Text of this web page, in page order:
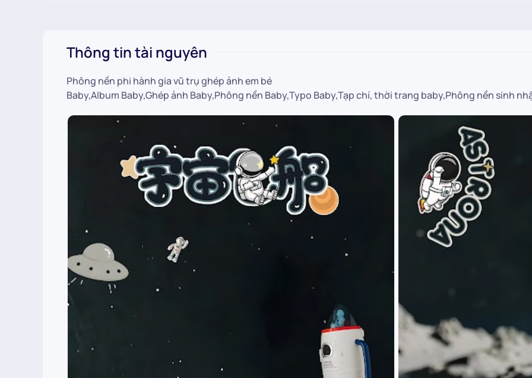
Thông tin tài nguyên
Phông nền phi hành gia vũ trụ ghép ảnh em bé
Baby,Album Baby,Ghép ảnh Baby,Phông nền Baby,Typo Baby,Tạp chí, thời trang baby,Phông nền sinh